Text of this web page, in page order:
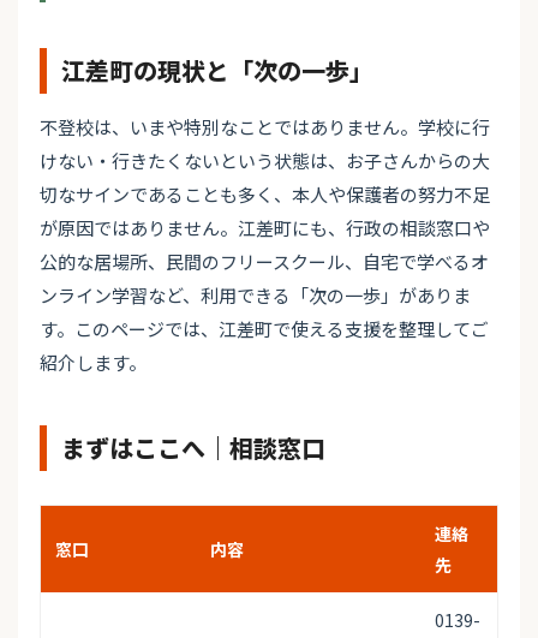
江差町の現状と「次の一歩」
不登校は、いまや特別なことではありません。学校に行
けない・行きたくないという状態は、お子さんからの大
切なサインであることも多く、本人や保護者の努力不足
が原因ではありません。江差町にも、行政の相談窓口や
公的な居場所、民間のフリースクール、自宅で学べるオ
ンライン学習など、利用できる「次の一歩」がありま
す。このページでは、江差町で使える支援を整理してご
紹介します。
まずはここへ｜相談窓口
窓口 内容
連絡
先
0139-